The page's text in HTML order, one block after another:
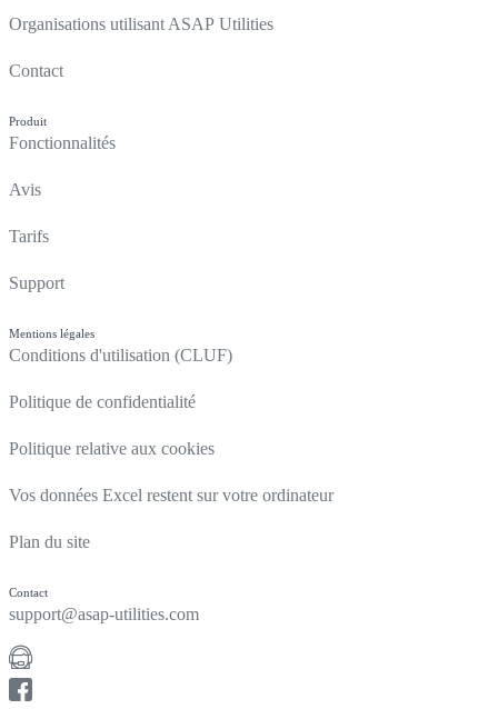
Organisations utilisant ASAP Utilities
Contact
Produit
Fonctionnalités
Avis
Tarifs
Support
Mentions légales
Conditions d'utilisation (CLUF)
Politique de confidentialité
Politique relative aux cookies
Vos données Excel restent sur votre ordinateur
Plan du site
Contact
support@asap-utilities.com